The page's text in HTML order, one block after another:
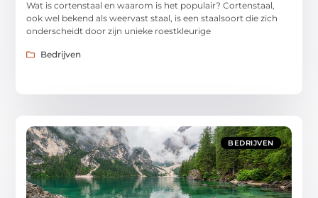
Wat is cortenstaal en waarom is het populair? Cortenstaal,
ook wel bekend als weervast staal, is een staalsoort die zich
onderscheidt door zijn unieke roestkleurige
Bedrijven
BEDRIJVEN